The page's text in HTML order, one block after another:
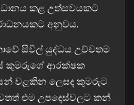
කළ උත්සවයකට
අනුවය.
සිවිල් යුද්ධය උච්චතම
කුමරුගේ ආරක්ෂක
වළකින ලෙසද කුමරුට
එම උපදෙස්වලට කන්